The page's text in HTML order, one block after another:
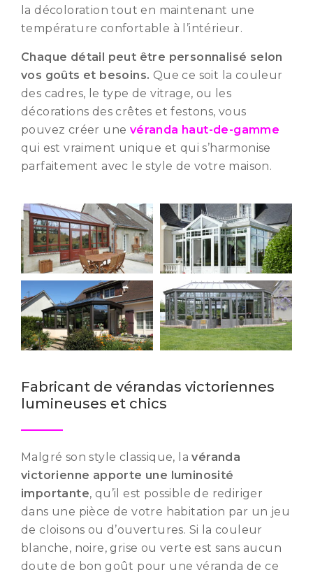
la décoloration tout en maintenant une
température confortable à l’intérieur.
Chaque détail peut être personnalisé selon
vos goûts et besoins. Que ce soit la couleur
des cadres, le type de vitrage, ou les
décorations des crêtes et festons, vous
pouvez créer une véranda haut-de-gamme
qui est vraiment unique et qui s’harmonise
parfaitement avec le style de votre maison.
Fabricant de vérandas victoriennes
lumineuses et chics
Malgré son style classique, lavéranda
victorienne apporte une luminosité
importante, qu’il est possible de rediriger
dans une pièce de votre habitation par un jeu
de cloisons ou d’ouvertures. Si la couleur
blanche, noire, grise ou verte est sans aucun
doute de bon goût pour une véranda de ce